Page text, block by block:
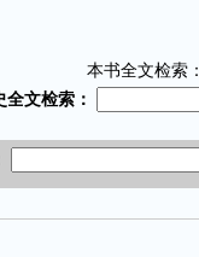
本书全文检索：